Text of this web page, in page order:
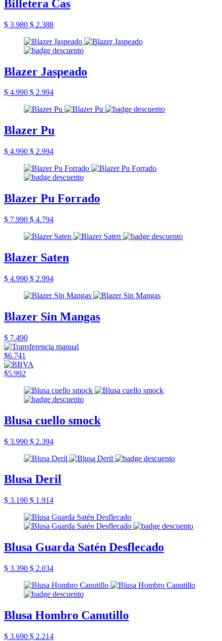
Billetera Cas
$ 3.980 $ 2.388
Blazer Jaspeado
$ 4.990 $ 2.994
Blazer Pu
$ 4.990 $ 2.994
Blazer Pu Forrado
$ 7.990 $ 4.794
Blazer Saten
$ 4.990 $ 2.994
Blazer Sin Mangas
$ 7.490
$6.741
$5.992
Blusa cuello smock
$ 3.990 $ 2.394
Blusa Deril
$ 3.190 $ 1.914
Blusa Guarda Satén Desflecado
$ 3.390 $ 2.034
Blusa Hombro Canutillo
$ 3.690 $ 2.214